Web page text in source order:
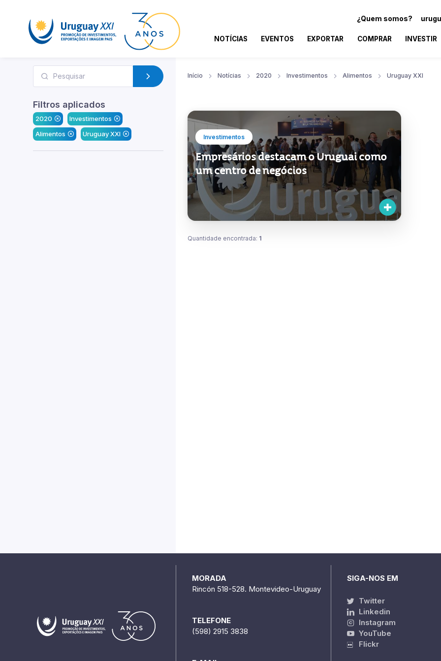
¿Quem somos?
NOTÍCIAS EVENTOS EXPORTAR COMPRAR INVESTIR
Filtros aplicados
2020
Investimentos
Alimentos
Uruguay XXI
Início Notícias 2020 Investimentos Alimentos Uruguay XXI
Investimentos
Empresários destacam o Uruguai como
um centro de negócios
Quantidade encontrada: 1
MORADA
Rincón 518-528. Montevideo-Uruguay
TELEFONE
(598) 2915 3838
SIGA-NOS EM
Twitter
Linkedin
Instagram
YouTube
Flickr